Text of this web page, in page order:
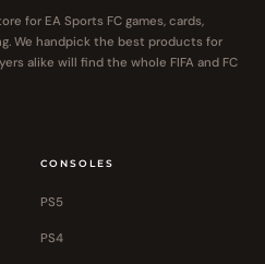
for EA Sports FC games, cards,
We handpick the best products for
alike will find the whole FIFA and FC
CONSOLES
PS5
PS4